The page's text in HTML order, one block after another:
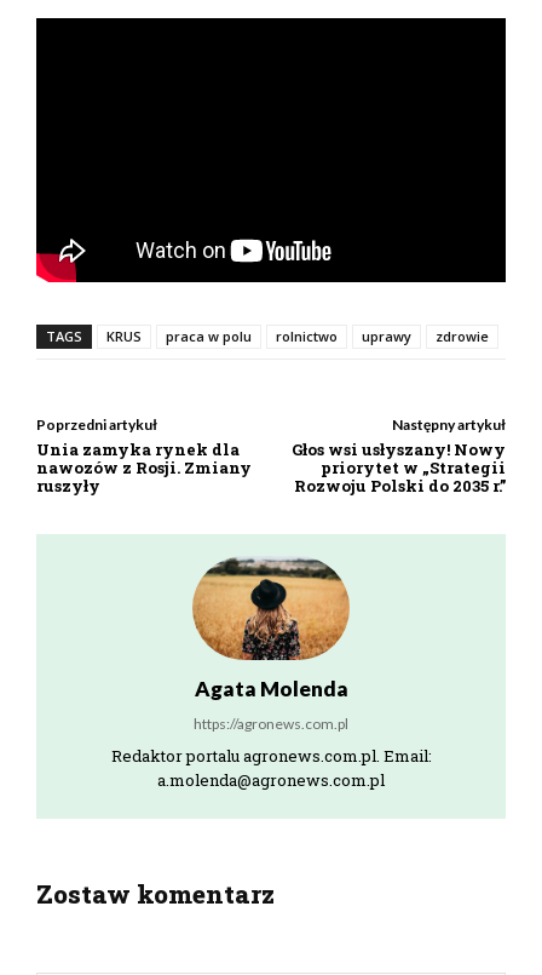
TAGS KRUS praca w polu rolnictwo uprawy zdrowie
Poprzedni artykuł
Unia zamyka rynek dla
nawozów z Rosji. Zmiany
ruszyły
Następny artykuł
Głos wsi usłyszany! Nowy
priorytet w „Strategii
Rozwoju Polski do 2035 r.”
Agata Molenda
https://agronews.com.pl
Redaktor portalu agronews.com.pl. Email:
a.molenda@agronews.com.pl
Zostaw komentarz